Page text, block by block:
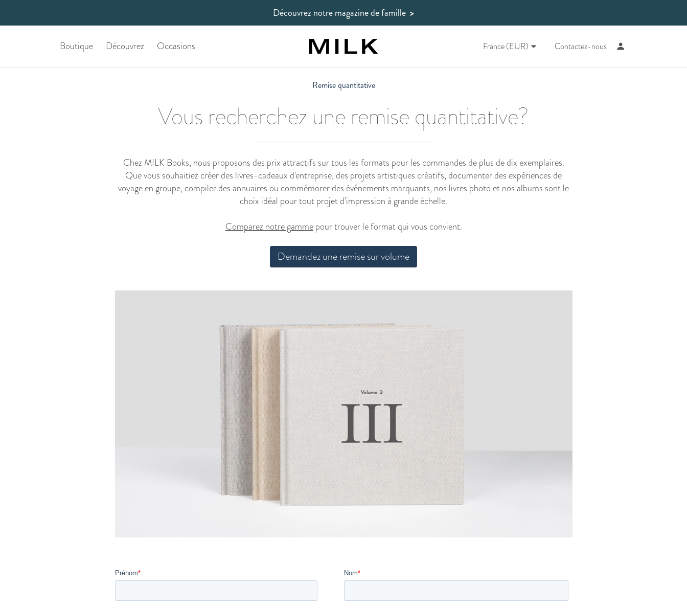
Découvrez notre magazine de famille >
Boutique Découvrez Occasions France (EUR) Contactez-nous
Remise quantitative
Vous recherchez une remise quantitative?
Chez MILK Books, nous proposons des prix attractifs sur tous les formats pour les commandes de plus de dix exemplaires.
Que vous souhaitiez créer des livres-cadeaux d'entreprise, des projets artistiques créatifs, documenter des expériences de
voyage en groupe, compiler des annuaires ou commémorer des événements marquants, nos livres photo et nos albums sont le
choix idéal pour tout projet d'impression à grande échelle.
Comparez notre gammepour trouver le format qui vous convient.
Demandez une remise sur volume